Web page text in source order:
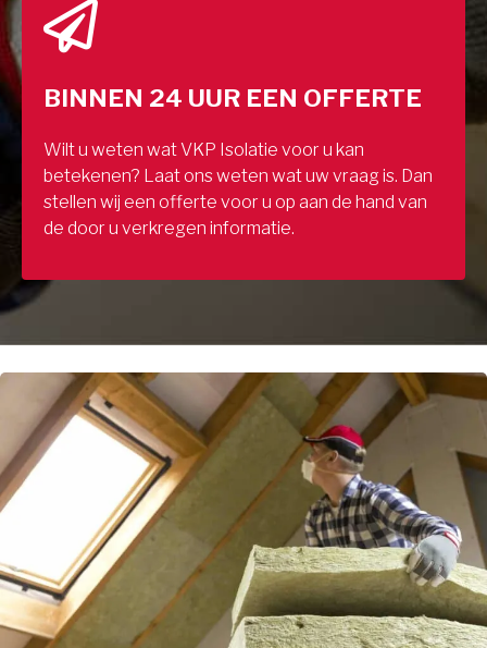
BINNEN 24 UUR EEN OFFERTE
Wilt u weten wat VKP Isolatie voor u kan
betekenen? Laat ons weten wat uw vraag is. Dan
stellen wij een offerte voor u op aan de hand van
de door u verkregen informatie.